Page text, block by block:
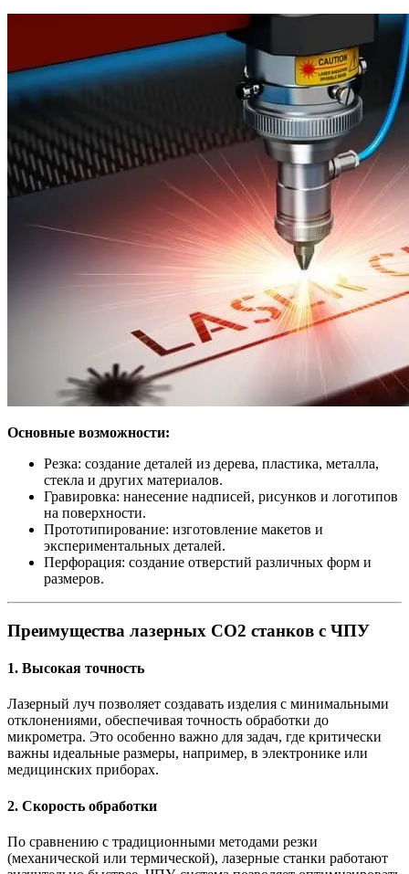
Основные возможности:
Резка: создание деталей из дерева, пластика, металла,
стекла и других материалов.
Гравировка: нанесение надписей, рисунков и логотипов
на поверхности.
Прототипирование: изготовление макетов и
экспериментальных деталей.
Перфорация: создание отверстий различных форм и
размеров.
Преимущества лазерных СО2 станков с ЧПУ
1. Высокая точность
Лазерный луч позволяет создавать изделия с минимальными
отклонениями, обеспечивая точность обработки до
микрометра. Это особенно важно для задач, где критически
важны идеальные размеры, например, в электронике или
медицинских приборах.
2. Скорость обработки
По сравнению с традиционными методами резки
(механической или термической), лазерные станки работают